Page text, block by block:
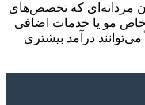
مردانه‌ای که تخصص‌های
مو یا خدمات اضافی
درآمد بیشتری